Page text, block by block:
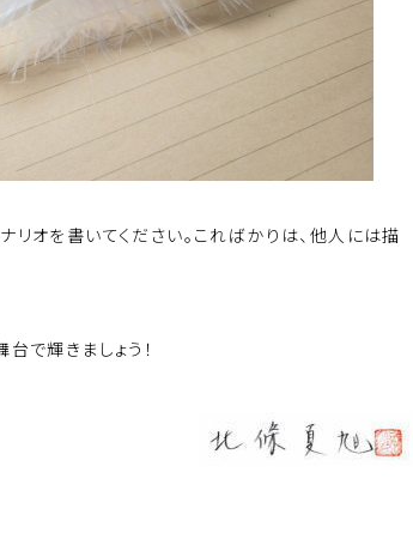
オを書いてください。こればかりは、他人には描
で輝きましょう！